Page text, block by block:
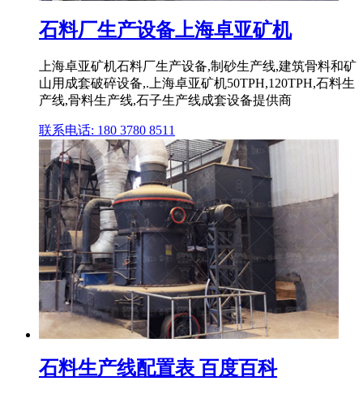
石料厂生产设备上海卓亚矿机
上海卓亚矿机石料厂生产设备,制砂生产线,建筑骨料和矿
山用成套破碎设备,.上海卓亚矿机50TPH,120TPH,石料生
产线,骨料生产线,石子生产线成套设备提供商
联系电话: 180 3780 8511
石料生产线配置表 百度百科